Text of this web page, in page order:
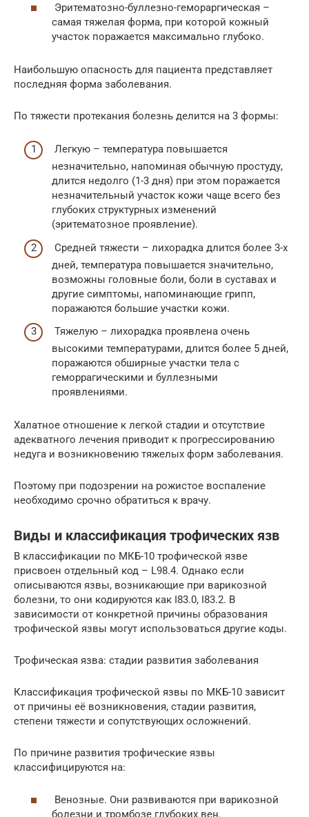
Эритематозно-буллезно-гемораргическая –
самая тяжелая форма, при которой кожный
участок поражается максимально глубоко.
Наибольшую опасность для пациента представляет
последняя форма заболевания.
По тяжести протекания болезнь делится на 3 формы:
Легкую – температура повышается
незначительно, напоминая обычную простуду,
длится недолго (1-3 дня) при этом поражается
незначительный участок кожи чаще всего без
глубоких структурных изменений
(эритематозное проявление).
Средней тяжести – лихорадка длится более 3-х
дней, температура повышается значительно,
возможны головные боли, боли в суставах и
другие симптомы, напоминающие грипп,
поражаются большие участки кожи.
Тяжелую – лихорадка проявлена очень
высокими температурами, длится более 5 дней,
поражаются обширные участки тела с
геморрагическими и буллезными
проявлениями.
Халатное отношение к легкой стадии и отсутствие
адекватного лечения приводит к прогрессированию
недуга и возникновению тяжелых форм заболевания.
Поэтому при подозрении на рожистое воспаление
необходимо срочно обратиться к врачу.
Виды и классификация трофических язв
В классификации по МКБ-10 трофической язве
присвоен отдельный код – L98.4. Однако если
описываются язвы, возникающие при варикозной
болезни, то они кодируются как I83.0, I83.2. В
зависимости от конкретной причины образования
трофической язвы могут использоваться другие коды.
Трофическая язва: стадии развития заболевания
Классификация трофической язвы по МКБ-10 зависит
от причины её возникновения, стадии развития,
степени тяжести и сопутствующих осложнений.
По причине развития трофические язвы
классифицируются на:
Венозные. Они развиваются при варикозной
болезни и тромбозе глубоких вен.